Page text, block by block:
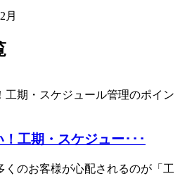
月
工期・スケジュー･･･
くのお客様が心配されるのが「工